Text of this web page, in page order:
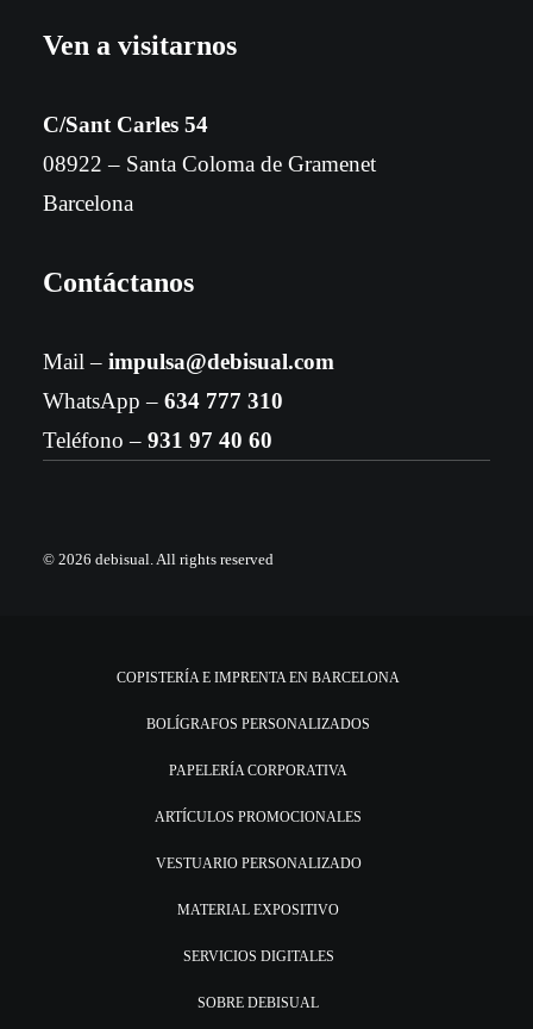
Ven a visitarnos
C/Sant Carles 54
08922 – Santa Coloma de Gramenet
Barcelona
Contáctanos
Mail – impulsa@debisual.com
WhatsApp – 634 777 310
Teléfono – 931 97 40 60
© 2026 debisual.All rights reserved
COPISTERÍA E IMPRENTA EN BARCELONA
BOLÍGRAFOS PERSONALIZADOS
PAPELERÍA CORPORATIVA
ARTÍCULOS PROMOCIONALES
VESTUARIO PERSONALIZADO
MATERIAL EXPOSITIVO
SERVICIOS DIGITALES
SOBRE DEBISUAL